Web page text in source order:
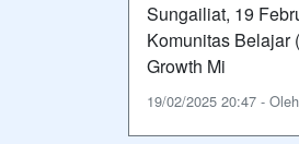
Sungailiat, 19
Komunitas Belajar
Growth Mi
19/02/2025 20:47 -